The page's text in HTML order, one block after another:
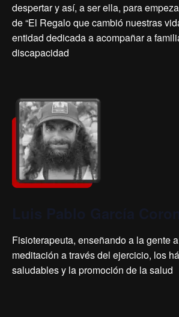
despertar y así, a ser ella, para
de “El Regalo que cambió nuestras
entidad dedicada a acompañar a
discapacidad
Fisioterapeuta, enseñando a la gente
meditación a través del ejercicio, los
saludables y la promoción de la salud